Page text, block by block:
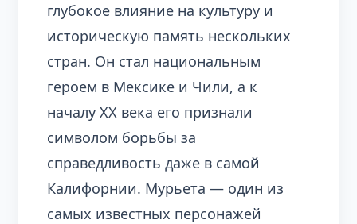
глубокое влияние на культуру и
историческую память нескольких
стран. Он стал национальным
героем в Мексике и Чили, а к
началу XX века его признали
символом борьбы за
справедливость даже в самой
Калифорнии. Мурьета — один из
самых известных персонажей